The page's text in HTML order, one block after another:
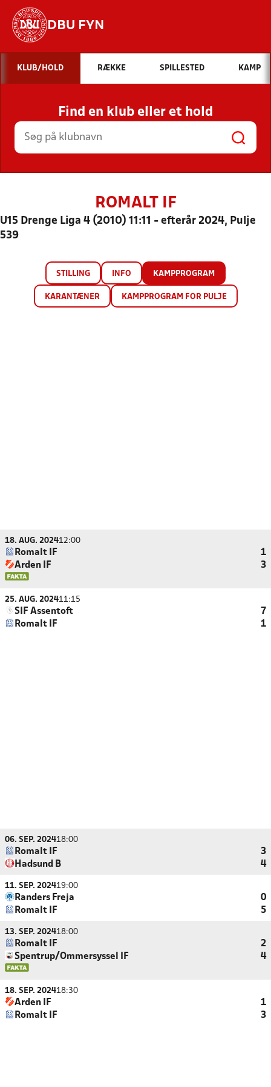
DBU FYN
Hvad vil du søge efter?
INDHOLD OG NYHEDER
STILLINGER, RESULTATER, KLUBBER OG
HOLD
KLUB/HOLD RÆKKE SPILLESTED KAMP
Find en klub eller et hold
ROMALT IF
U15 Drenge Liga 4 (2010) 11:11 - efterår 2024, Pulje
539
STILLING INFO KAMPPROGRAM
KARANTÆNER KAMPPROGRAM FOR PULJE
18. AUG. 202412:00
Romalt IF
1
Arden IF
3
25. AUG. 202411:15
SIF Assentoft
7
Romalt IF
1
06. SEP. 202418:00
Romalt IF
3
Hadsund B
4
11. SEP. 202419:00
Randers Freja
0
Romalt IF
5
13. SEP. 202418:00
Romalt IF
2
Spentrup/Ommersyssel IF
4
18. SEP. 202418:30
Arden IF
1
Romalt IF
3